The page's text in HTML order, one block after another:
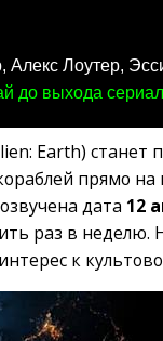
Алекс Лоутер,
до выхода
Earth)
прямо
дата 12
раз в
к